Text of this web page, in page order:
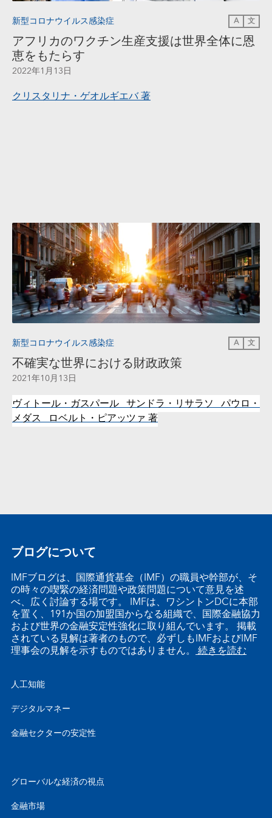
新型コロナウイルス感染症 A 文
アフリカのワクチン生産支援は世界全体に恩
恵をもたらす
2022年1月13日
クリスタリナ・ゲオルギエバ著
新型コロナウイルス感染症 A 文
不確実な世界における財政政策
2021年10月13日
ヴィトール・ガスパール サンドラ・リサラソ パウロ・
メダス ロベルト・ピアッツァ著
ブログについて
IMFブログは、国際通貨基金（IMF）の職員や幹部が、そ
の時々の喫緊の経済問題や政策問題について意見を述
べ、広く討論する場です。 IMFは、ワシントンDCに本部
を置く、191か国の加盟国からなる組織で、国際金融協力
および世界の金融安定性強化に取り組んでいます。 掲載
されている見解は著者のもので、必ずしもIMFおよびIMF
理事会の見解を示すものではありません。 続きを読む
人工知能
デジタルマネー
金融セクターの安定性
グローバルな経済の視点
金融市場